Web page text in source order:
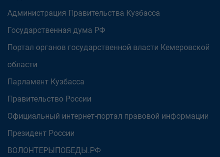
Администрация Правительства Кузбасса
Государственная дума РФ
Портал органов государственной власти Кемеровской
области
Парламент Кузбасса
Правительство России
Официальный интернет-портал правовой информации
Президент России
ВОЛОНТЕРЫПОБЕДЫ.РФ